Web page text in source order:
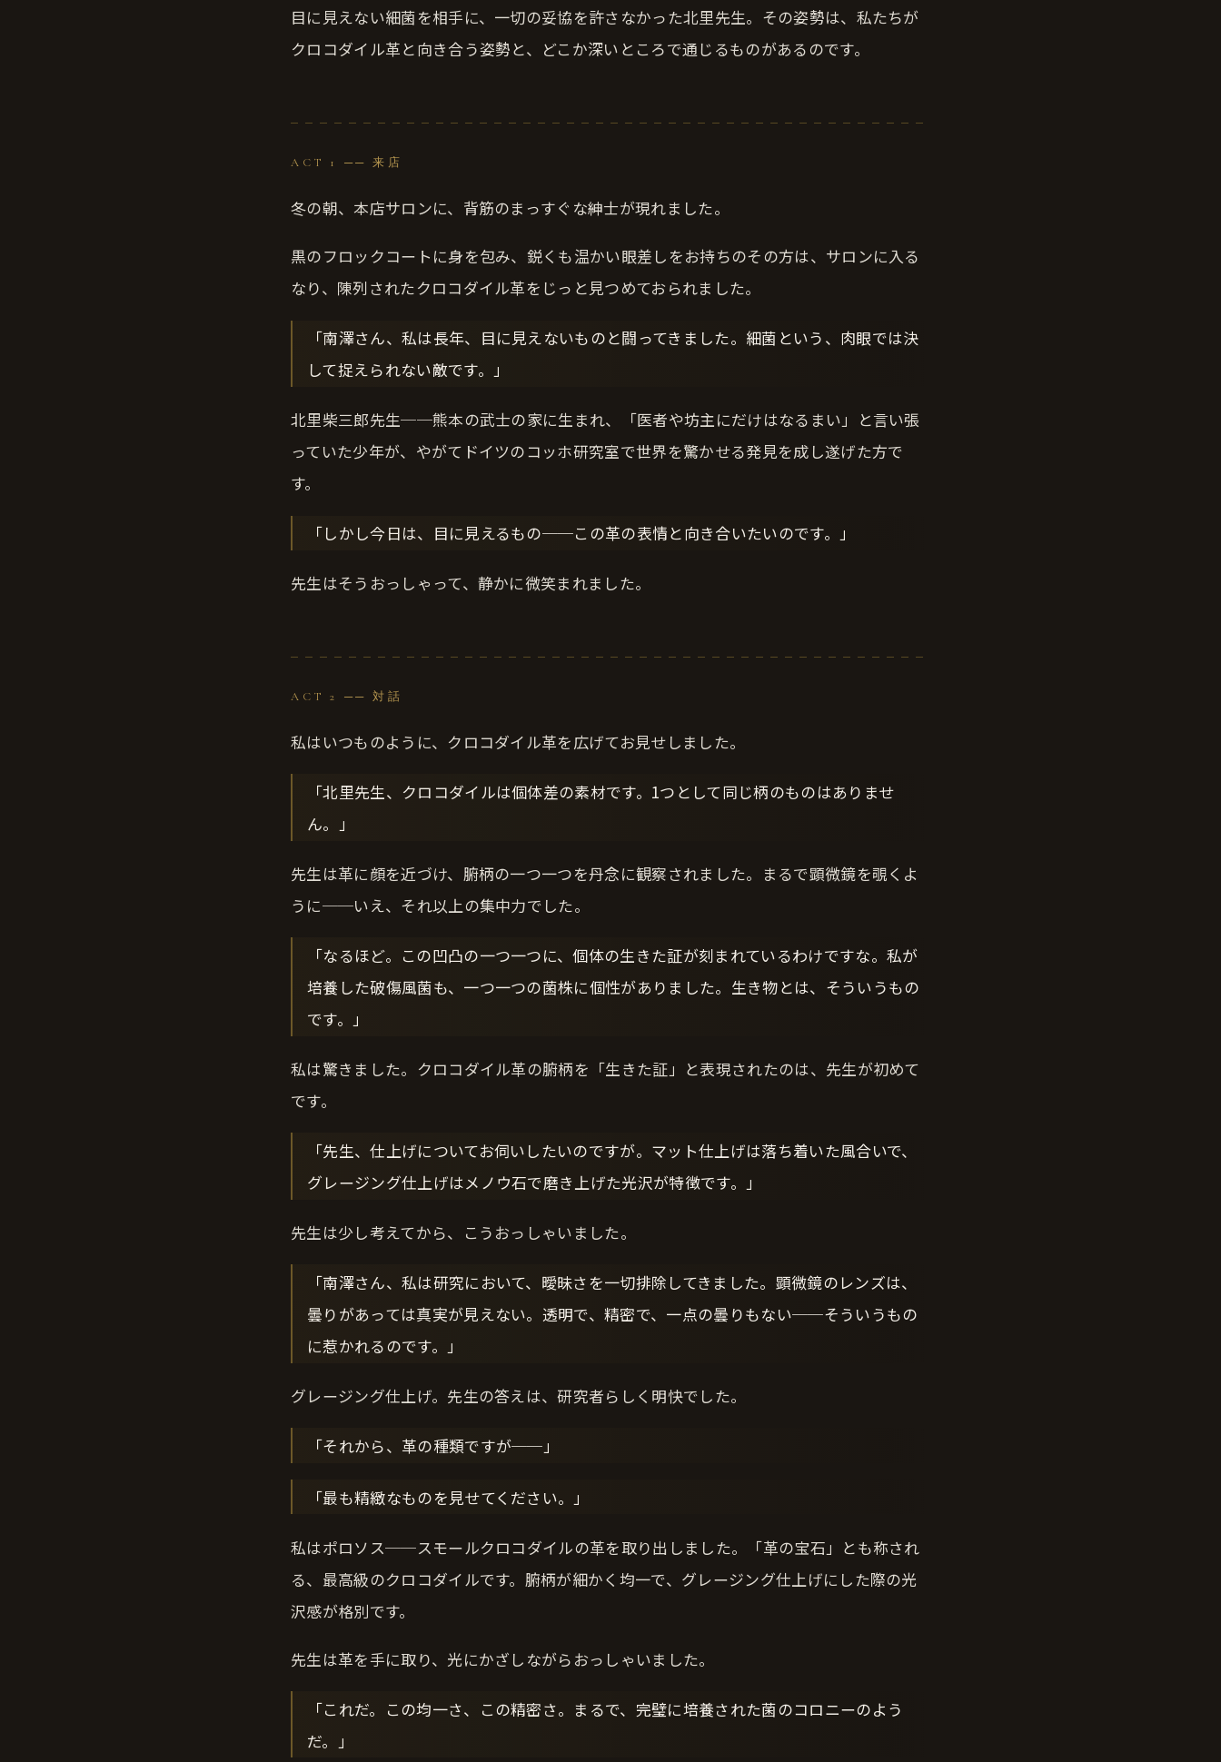
目に見えない細菌を相手に、一切の妥協を許さなかった北里先生。その姿勢は、私たちが
クロコダイル革と向き合う姿勢と、どこか深いところで通じるものがあるのです。
ACT 1 ── 来店
冬の朝、本店サロンに、背筋のまっすぐな紳士が現れました。
黒のフロックコートに身を包み、鋭くも温かい眼差しをお持ちのその方は、サロンに入る
なり、陳列されたクロコダイル革をじっと見つめておられました。
「南澤さん、私は長年、目に見えないものと闘ってきました。細菌という、肉眼では決
して捉えられない敵です。」
北里柴三郎先生──熊本の武士の家に生まれ、「医者や坊主にだけはなるまい」と言い張
っていた少年が、やがてドイツのコッホ研究室で世界を驚かせる発見を成し遂げた方で
す。
「しかし今日は、目に見えるもの──この革の表情と向き合いたいのです。」
先生はそうおっしゃって、静かに微笑まれました。
ACT 2 ── 対話
私はいつものように、クロコダイル革を広げてお見せしました。
「北里先生、クロコダイルは個体差の素材です。1つとして同じ柄のものはありませ
ん。」
先生は革に顔を近づけ、腑柄の一つ一つを丹念に観察されました。まるで顕微鏡を覗くよ
うに──いえ、それ以上の集中力でした。
「なるほど。この凹凸の一つ一つに、個体の生きた証が刻まれているわけですな。私が
培養した破傷風菌も、一つ一つの菌株に個性がありました。生き物とは、そういうもの
です。」
私は驚きました。クロコダイル革の腑柄を「生きた証」と表現されたのは、先生が初めて
です。
「先生、仕上げについてお伺いしたいのですが。マット仕上げは落ち着いた風合いで、
グレージング仕上げはメノウ石で磨き上げた光沢が特徴です。」
先生は少し考えてから、こうおっしゃいました。
「南澤さん、私は研究において、曖昧さを一切排除してきました。顕微鏡のレンズは、
曇りがあっては真実が見えない。透明で、精密で、一点の曇りもない──そういうもの
に惹かれるのです。」
グレージング仕上げ。先生の答えは、研究者らしく明快でした。
「それから、革の種類ですが──」
「最も精緻なものを見せてください。」
私はポロソス──スモールクロコダイルの革を取り出しました。「革の宝石」とも称され
る、最高級のクロコダイルです。腑柄が細かく均一で、グレージング仕上げにした際の光
沢感が格別です。
先生は革を手に取り、光にかざしながらおっしゃいました。
「これだ。この均一さ、この精密さ。まるで、完璧に培養された菌のコロニーのよう
だ。」